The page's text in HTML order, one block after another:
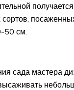
50 см.
сада мастера